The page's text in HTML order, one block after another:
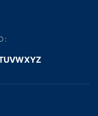
UVWXYZ